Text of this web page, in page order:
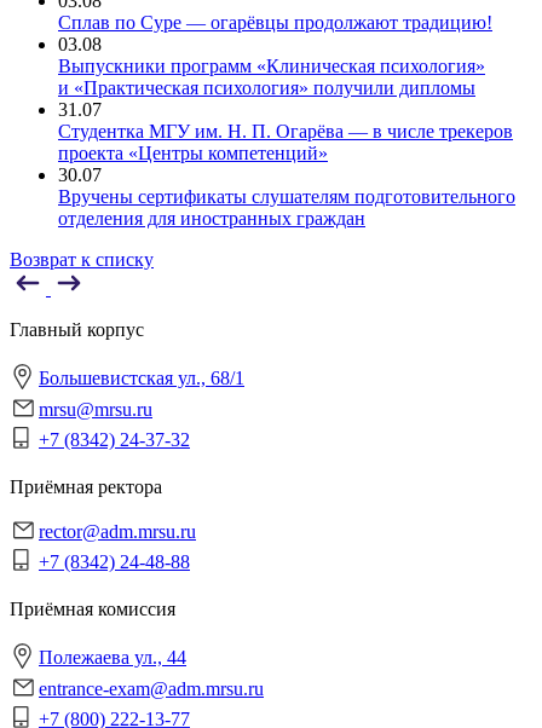
Сплав по Суре — огарёвцы продолжают традицию!
03.08
Выпускники программ «Клиническая психология»
и «Практическая психология» получили дипломы
31.07
Студентка МГУ им. Н. П. Огарёва — в числе трекеров
проекта «Центры компетенций»
30.07
Вручены сертификаты слушателям подготовительного
отделения для иностранных граждан
Возврат к списку
Главный корпус
Большевистская ул., 68/1
mrsu@mrsu.ru
+7 (8342) 24-37-32
Приёмная ректора
rector@adm.mrsu.ru
+7 (8342) 24-48-88
Приёмная комиссия
Полежаева ул., 44
entrance-exam@adm.mrsu.ru
+7 (800) 222-13-77